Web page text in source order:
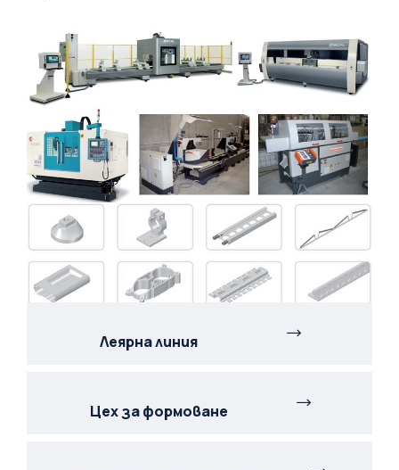
Леярна линия
Цех за формоване